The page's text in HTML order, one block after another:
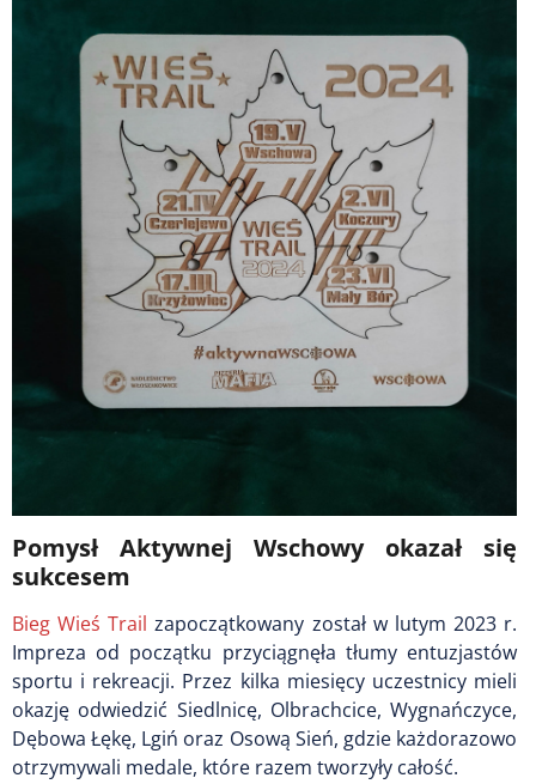
Pomysł Aktywnej Wschowy okazał się
sukcesem
Bieg Wieś Trail zapoczątkowany został w lutym 2023 r.
Impreza od początku przyciągnęła tłumy entuzjastów
sportu i rekreacji. Przez kilka miesięcy uczestnicy mieli
okazję odwiedzić Siedlnicę, Olbrachcice, Wygnańczyce,
Dębowa Łękę, Lgiń oraz Osową Sień, gdzie każdorazowo
otrzymywali medale, które razem tworzyły całość.